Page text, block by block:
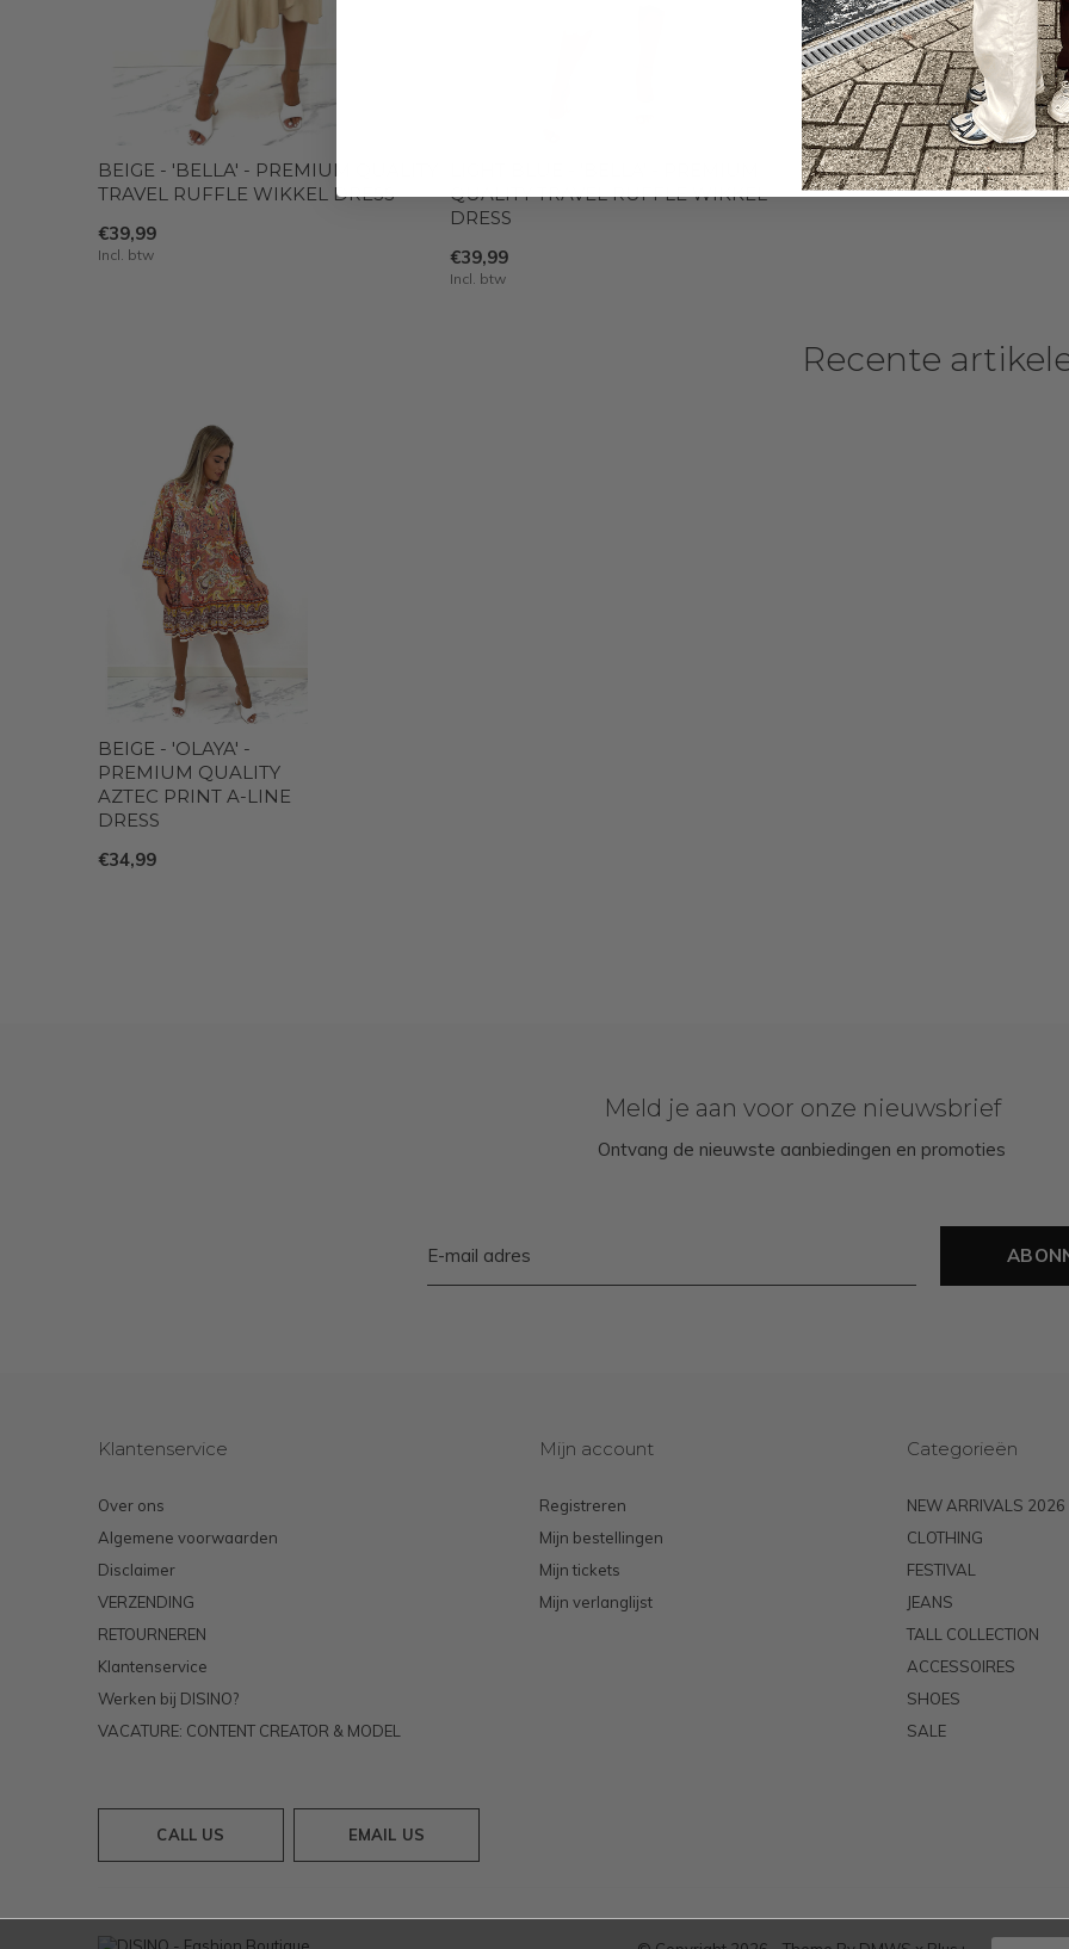
BEIGE - 'BELLA' - PREMIUM QUALITY
TRAVEL RUFFLE WIKKEL DRESS
€39,99
Incl. btw
QUALITY TRAVEL RUFFLE WIKKEL
DRESS
€39,99
Incl. btw
Recente
BEIGE - 'OLAYA' -
PREMIUM QUALITY
AZTEC PRINT A-LINE
DRESS
€34,99
Meld je aan voor onze nieuwsbrief
Ontvang de nieuwste aanbiedingen en promoties
Klantenservice
Over ons
Algemene voorwaarden
Disclaimer
VERZENDING
RETOURNEREN
Klantenservice
Werken bij DISINO?
VACATURE: CONTENT CREATOR & MODEL
Mijn account
Registreren
Mijn bestellingen
Mijn tickets
Mijn verlanglijst
Categorieën
NEW ARRIVALS 2026
CLOTHING
FESTIVAL
JEANS
TALL COLLECTION
ACCESSOIRES
SHOES
SALE
CALL US EMAIL US